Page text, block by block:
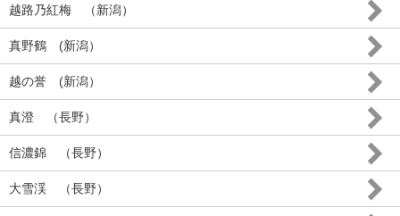
越路乃紅梅 （新潟）
真野鶴 (新潟）
越の誉 (新潟）
真澄 （長野）
信濃錦 （長野）
大雪渓 （長野）